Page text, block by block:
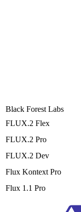
Black Forest Labs
FLUX.2 Flex
FLUX.2 Pro
FLUX.2 Dev
Flux Kontext Pro
Flux 1.1 Pro